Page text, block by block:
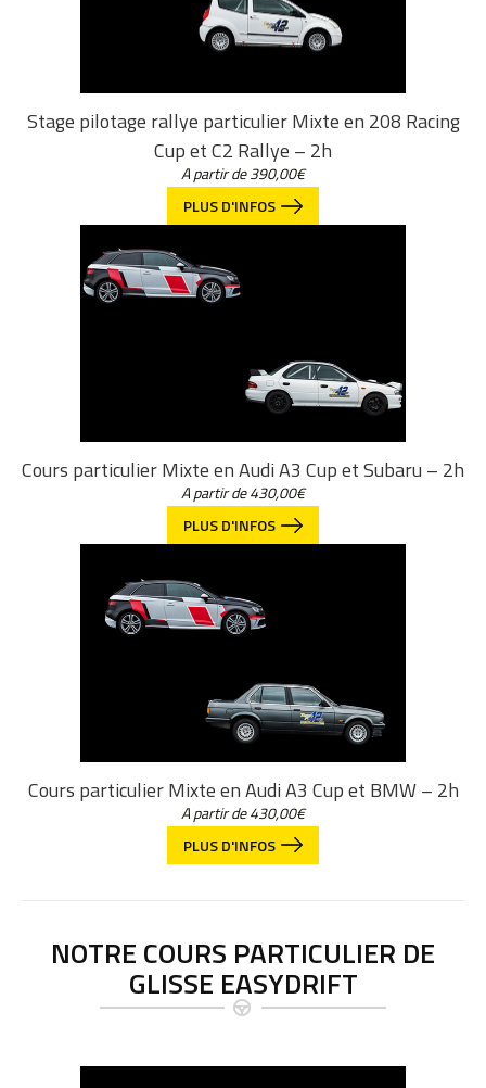
Stage pilotage rallye particulier Mixte en 208 Racing
Cup et C2 Rallye – 2h
A partir de390,00€
PLUS D'INFOS
Cours particulier Mixte en Audi A3 Cup et Subaru – 2h
A partir de430,00€
PLUS D'INFOS
Cours particulier Mixte en Audi A3 Cup et BMW – 2h
A partir de430,00€
PLUS D'INFOS
NOTRE COURS PARTICULIER DE
GLISSE EASYDRIFT